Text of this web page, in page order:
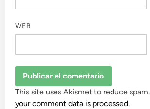
WEB
This site uses Akismet to reduce spam.
your comment data is processed.